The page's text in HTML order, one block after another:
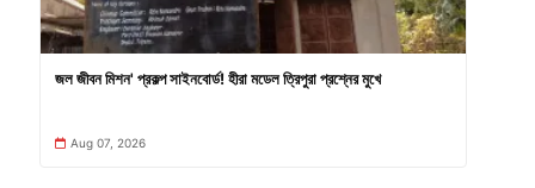
জল জীবন মিশন' প্রকল্প সাইনবোর্ড! হীরা মডেল ত্রিপুরা প্রশ্নের মুখে
Aug 07, 2026